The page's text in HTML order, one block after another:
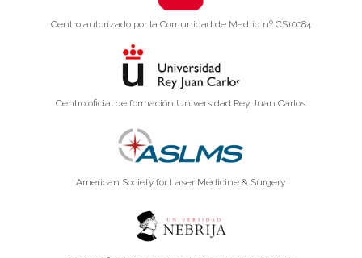
Centro autorizado por la Comunidad de Madrid nº CS10084
Centro oficial de formación Universidad Rey Juan Carlos
American Society for Laser Medicine & Surgery